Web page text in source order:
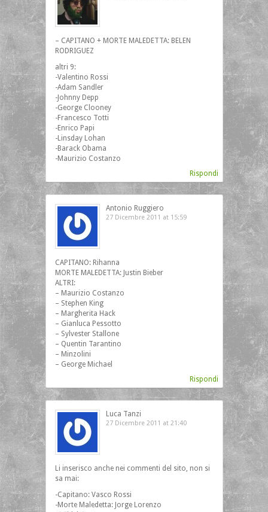
– CAPITANO + MORTE MALEDETTA: BELEN
RODRIGUEZ
altri 9:
-Valentino Rossi
-Adam Sandler
-Johnny Depp
-George Clooney
-Francesco Totti
-Enrico Papi
-Linsday Lohan
-Barack Obama
-Maurizio Costanzo
Rispondi
Antonio Ruggiero
27 Dicembre 2011 at 15:59
CAPITANO: Rihanna
MORTE MALEDETTA: Justin Bieber
ALTRI:
– Maurizio Costanzo
– Stephen King
– Margherita Hack
– Gianluca Pessotto
– Sylvester Stallone
– Quentin Tarantino
– Minzolini
– George Michael
Rispondi
Luca Tanzi
27 Dicembre 2011 at 21:40
Li inserisco anche nei commenti del sito, non si
sa mai:
-Capitano: Vasco Rossi
-Morte Maledetta: Jorge Lorenzo